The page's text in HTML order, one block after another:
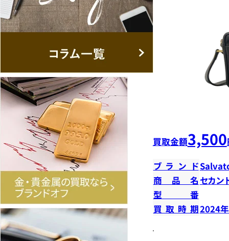
買取金額3,500
ブランド
商品名 セカン
型番
買取時期2024